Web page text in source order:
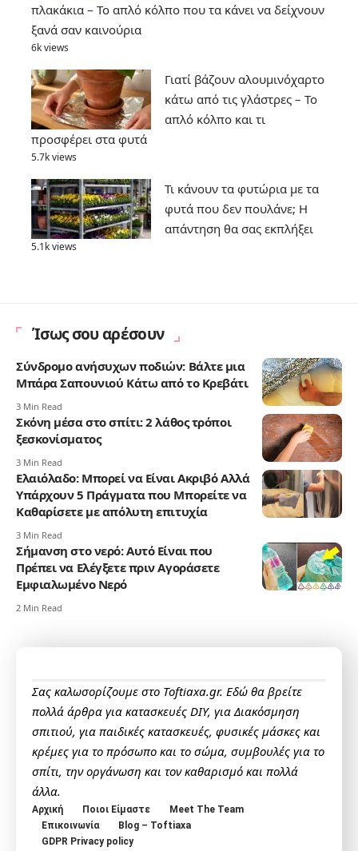
πλακάκια – Το απλό κόλπο που τα κάνει να δείχνουν
ξανά σαν καινούρια
6k views
Γιατί βάζουν αλουμινόχαρτο
κάτω από τις γλάστρες – Το
απλό κόλπο και τι
προσφέρει στα φυτά
5.7k views
Τι κάνουν τα φυτώρια με τα
φυτά που δεν πουλάνε; Η
απάντηση θα σας εκπλήξει
5.1k views
Ίσως σου αρέσουν
Σύνδρομο ανήσυχων ποδιών: Βάλτε μια
Μπάρα Σαπουνιού Κάτω από το Κρεβάτι
3 Min Read
Σκόνη μέσα στο σπίτι: 2 λάθος τρόποι
ξεσκονίσματος
3 Min Read
Ελαιόλαδο: Μπορεί να Είναι Ακριβό Αλλά
Υπάρχουν 5 Πράγματα που Μπορείτε να
Καθαρίσετε με απόλυτη επιτυχία
3 Min Read
Σήμανση στο νερό: Αυτό Είναι που
Πρέπει να Ελέγξετε πριν Αγοράσετε
Εμφιαλωμένο Νερό
2 Min Read
Σας καλωσορίζουμε στο Toftiaxa.gr. Εδώ θα βρείτε
πολλά άρθρα για κατασκευές DIY, για Διακόσμηση
σπιτιού, για παιδικές κατασκευές, φυσικές μάσκες και
κρέμες για το πρόσωπο και το σώμα, συμβουλές για το
σπίτι, την οργάνωση και τον καθαρισμό και πολλά
άλλα.
Αρχική Ποιοι Είμαστε
Meet The Team
Επικοινωνία
Blog – Toftiaxa
GDPR Privacy policy